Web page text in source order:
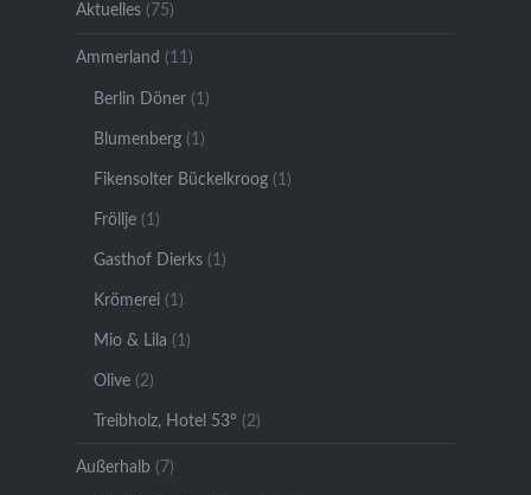
Aktuelles(75)
Ammerland (11)
Berlin Döner(1)
Blumenberg(1)
Fikensolter Bückelkroog(1)
Fröllje(1)
Gasthof Dierks(1)
Krömerei(1)
Mio & Lila (1)
Olive(2)
Treibholz, Hotel 53° (2)
Außerhalb (7)